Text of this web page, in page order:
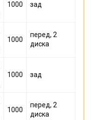
1000 зад
1000
перед, 2
диска
1000 зад
1000
перед, 2
диска